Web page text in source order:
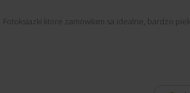
Fotoksiazki ktore zamowiłam sa idealne, bardzo